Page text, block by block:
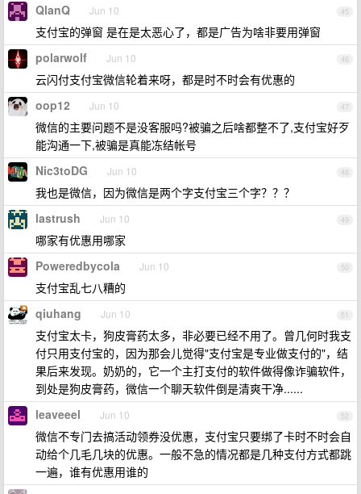
45
QlanQ Jun 10
支付宝的弹窗 是在是太恶心了，都是广告为啥非要用弹窗
46
polarwolf Jun 10
云闪付支付宝微信轮着来呀，都是时不时会有优惠的
47
oop12 Jun 10
微信的主要问题不是没客服吗?被骗之后啥都整不了,支付宝好歹
能沟通一下,被骗是真能冻结帐号
48
Nic3toDG Jun 10
我也是微信，因为微信是两个字支付宝三个字？？？
49
lastrush Jun 10
哪家有优惠用哪家
50
Poweredbycola Jun 10
支付宝乱七八糟的
51
qiuhang Jun 10
支付宝太卡，狗皮膏药太多，非必要已经不用了。曾几何时我支
付只用支付宝的，因为那会儿觉得"支付宝是专业做支付的"，结
果后来发现。奶奶的，它一个主打支付的软件做得像诈骗软件，
到处是狗皮膏药，微信一个聊天软件倒是清爽干净......
52
leaveeel Jun 10
微信不专门去搞活动领券没优惠，支付宝只要绑了卡时不时会自
动给个几毛几块的优惠。一般不急的情况都是几种支付方式都跳
一遍，谁有优惠用谁的